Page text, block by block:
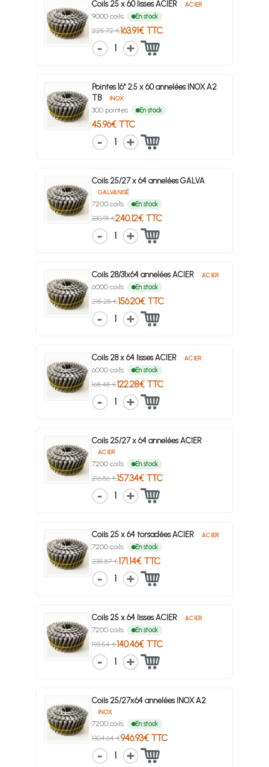
Coils 25 x 60 lisses ACIER ACIER
9000 coils En stock
225.72 €163.91€ TTC
1
Pointes 16° 2.5 x 60 annelées INOX A2
TB
INOX
300 pointes En stock
45.96€ TTC
1
Coils 25/27 x 64 annelées GALVA
GALVANISÉ
7200 coils En stock
330.91 €240.12€ TTC
1
Coils 28/31x64 annelées ACIER ACIER
6000 coils En stock
215.28 €156.20€ TTC
1
Coils 28 x 64 lisses ACIER ACIER
6000 coils En stock
168.48 €122.28€ TTC
1
Coils 25/27 x 64 annelées ACIER
ACIER
7200 coils En stock
216.86 €157.34€ TTC
1
Coils 25 x 64 torsadées ACIER ACIER
7200 coils En stock
235.87 €171.14€ TTC
1
Coils 25 x 64 lisses ACIER ACIER
7200 coils En stock
193.54 €140.46€ TTC
1
Coils 25/27x64 annelées INOX A2
INOX
7200 coils En stock
1304.64 €946.93€ TTC
1